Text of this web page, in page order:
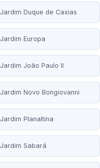
Jardim Duque de Caxias
Jardim Europa
Jardim João Paulo II
Jardim Novo Bongiovanni
Jardim Planaltina
Jardim Sabará